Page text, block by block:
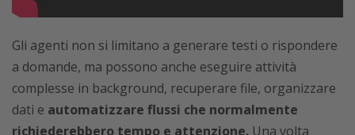
Gli agenti non si limitano a generare testi o rispondere
a domande, ma possono anche eseguire attività
complesse in background, recuperare file, organizzare
dati e automatizzare flussi che normalmente
richiederebbero tempo e attenzione. Una volta